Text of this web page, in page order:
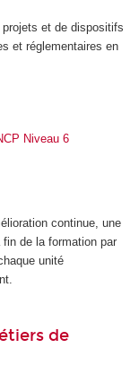
et de dispositifs
et réglementaires en
Niveau 6
continue, une
de la formation par
unité
de